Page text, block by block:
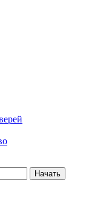
Начать